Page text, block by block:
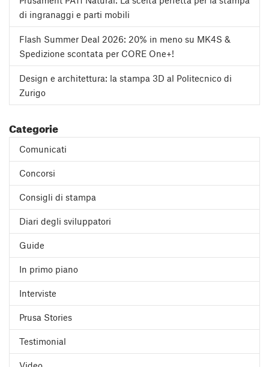
di ingranaggi e parti mobili
Flash Summer Deal 2026: 20% in meno su MK4S &
Spedizione scontata per CORE One+!
Design e architettura: la stampa 3D al Politecnico di
Zurigo
Categorie
Comunicati
Concorsi
Consigli di stampa
Diari degli sviluppatori
Guide
In primo piano
Interviste
Prusa Stories
Testimonial